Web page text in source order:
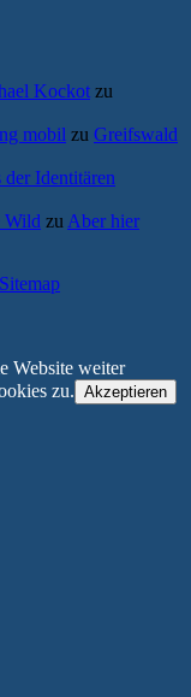
Kockot zu
mobil zu Greifswald
Identitären
Wild zu Aber hier
Sitemap
Website weiter
zu. Akzeptieren